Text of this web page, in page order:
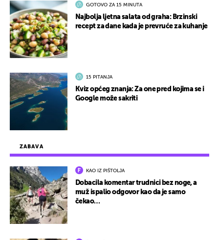
ZABAVA
KAO IZ PIŠTOLJA
Dobacila komentar trudnici bez noge, a
muž ispalio odgovor kao da je samo
čekao…
GOTOVO ZA 15 MINUTA
Najbolja ljetna salata od graha: Brzinski
recept za dane kada je prevruće za kuhanje
15 PITANJA
Kviz općeg znanja: Za one pred kojima se i
Google može sakriti